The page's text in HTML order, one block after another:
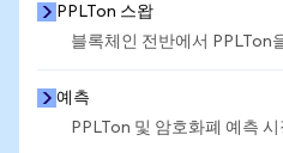
PPLTon 스왑
블록체인 전반에서 PPLTon
예측
PPLTon 및 암호화폐 예측